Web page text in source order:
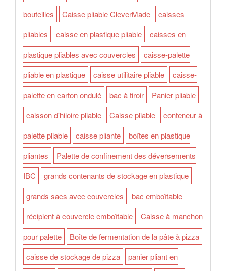
bouteilles
Caisse pliable CleverMade
caisses
pliables
caisse en plastique pliable
caisses en
plastique pliables avec couvercles
caisse-palette
pliable en plastique
caisse utilitaire pliable
caisse-
palette en carton ondulé
bac à tiroir
Panier pliable
caisson d'hiloire pliable
Caisse pliable
conteneur à
palette pliable
caisse pliante
boîtes en plastique
pliantes
Palette de confinement des déversements
IBC
grands contenants de stockage en plastique
grands sacs avec couvercles
bac emboîtable
récipient à couvercle emboîtable
Caisse à manchon
pour palette
Boîte de fermentation de la pâte à pizza
caisse de stockage de pizza
panier pliant en